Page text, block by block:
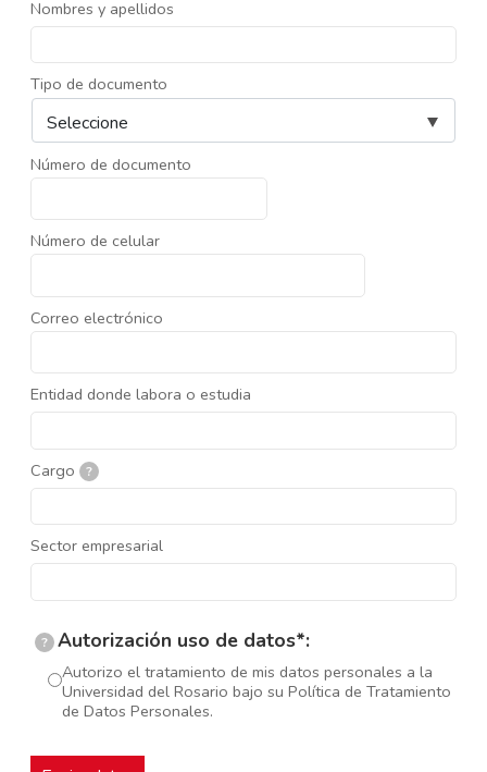
Nombres y apellidos
Tipo de documento
Número de documento
Número de celular
Correo electrónico
Entidad donde labora o estudia
Cargo ?
Sector empresarial
? Autorización uso de datos*:
Autorizo el tratamiento de mis datos personales a la
Universidad del Rosario bajo su Política de Tratamiento
de Datos Personales.